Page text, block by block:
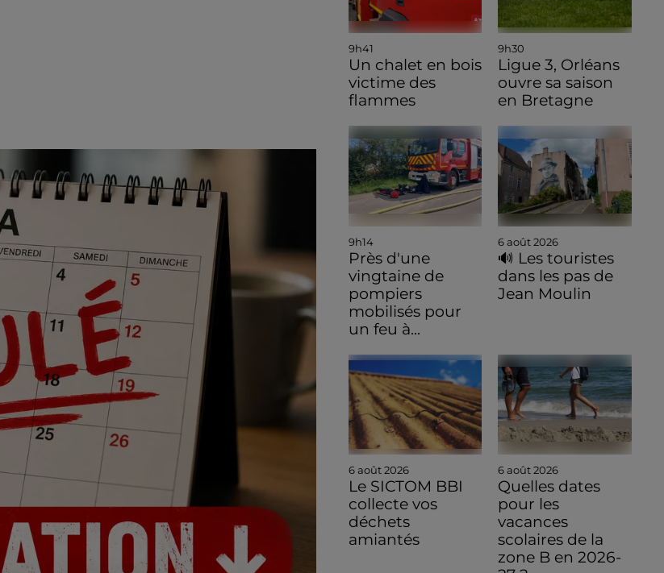
9h41
Un chalet en bois
victime des
flammes
9h30
Ligue 3, Orléans
ouvre sa saison
en Bretagne
9h14
Près d'une
vingtaine de
pompiers
mobilisés pour
un feu à...
6 août 2026
🔊 Les touristes
dans les pas de
Jean Moulin
6 août 2026
Le SICTOM BBI
collecte vos
déchets
amiantés
6 août 2026
Quelles dates
pour les
vacances
scolaires de la
zone B en 2026-